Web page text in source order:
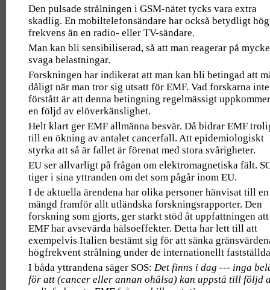
Den pulsade strålningen i GSM-nätet tycks vara extra
skadlig. En mobiltelefonsändare har också betydligt
frekvens än en radio- eller TV-sändare.
Man kan bli sensibiliserad, så att man reagerar på
svaga belastningar.
Forskningen har indikerat att man kan bli betingad att
dåligt när man tror sig utsatt för EMF. Vad forskarna inte
förstått är att denna betingning regelmässigt
en följd av elöverkänslighet.
Helt klart ger EMF allmänna besvär. Då bidrar EMF
till en ökning av antalet cancerfall. Att epidemiologiskt
styrka att så är fallet är förenat med stora svårigheter.
EU ser allvarligt på frågan om elektromagnetiska fält.
tiger i sina yttranden om det som pågår inom EU.
I de aktuella ärendena har olika personer hänvisat till en
mängd framför allt utländska forskningsrapporter. Den
forskning som gjorts, ger starkt stöd åt uppfattningen att
EMF har avsevärda hälsoeffekter. Detta har lett till att
exempelvis Italien bestämt sig för att sänka
högfrekvent strålning under de internationellt
I båda yttrandena säger SOS: Det finns i dag --- inga
för att (cancer eller annan ohälsa) kan uppstå till följd